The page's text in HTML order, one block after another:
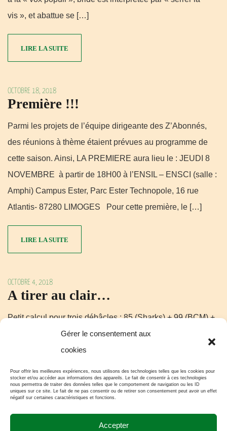
Gérer le consentement aux
cookies
Pour offrir les meilleures expériences, nous utilisons des technologies telles que les cookies pour
stocker et/ou accéder aux informations des appareils. Le fait de consentir à ces technologies
nous permettra de traiter des données telles que le comportement de navigation ou les ID
uniques sur ce site. Le fait de ne pas consentir ou de retirer son consentement peut avoir un effet
négatif sur certaines caractéristiques et fonctions.
Accepter
vis », et abattue se […]
LIRE LA SUITE
OCTOBRE 18, 2018
Première !!!
Parmi les projets de l’équipe dirigeante des Z’Abonnés,
des réunions à thème étaient prévues au programme de
cette saison. Ainsi, LA PREMIERE aura lieu le : JEUDI 8
NOVEMBRE à partir de 18H00 à l’ENSIL – ENSCI (salle :
Amphi) Campus Ester, Parc Ester Technopole, 16 rue
Atlantis- 87280 LIMOGES Pour cette première, le […]
LIRE LA SUITE
OCTOBRE 4, 2018
A tirer au clair…
Petit calcul pour trois débâcles : 85 (Sharks) + 99 (BCM) +
90 (Le Portel) = 274 points, soit une moyenne de 91 points
encaissés. A ce propos je reconnais avoir adhéré aux avis
préparation tardive, manque d’agressivité, etc …). On peut
penser que le « peuple limougeaud » avance à […]